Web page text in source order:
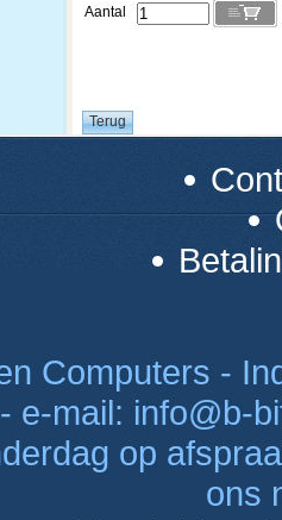
Aantal
Computers -
e-mail: info@b-
op
ons